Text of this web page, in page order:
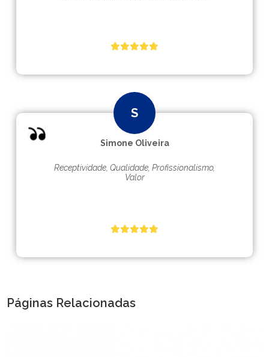
Simone Oliveira
Receptividade, Qualidade, Profissionalismo,
Valor
Páginas Relacionadas